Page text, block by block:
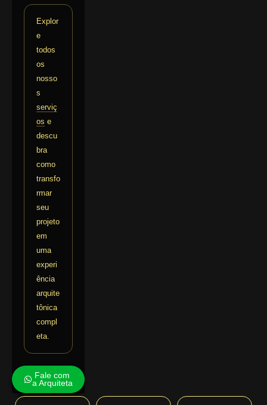
Explor
e
todos
os
nosso
s
serviç
os e
descu
bra
como
transfo
rmar
seu
projeto
em
uma
experi
ência
arquite
tônica
compl
eta.
Fale com
a Arquiteta